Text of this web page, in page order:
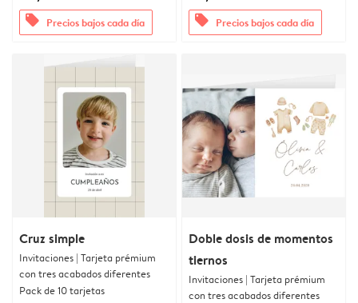
offers Precios bajos cada día offers Precios bajos cada día
Cruz simple
Invitaciones | Tarjeta prémium
con tres acabados diferentes
Pack de 10 tarjetas
Doble dosis de momentos
tiernos
Invitaciones | Tarjeta prémium
con tres acabados diferentes